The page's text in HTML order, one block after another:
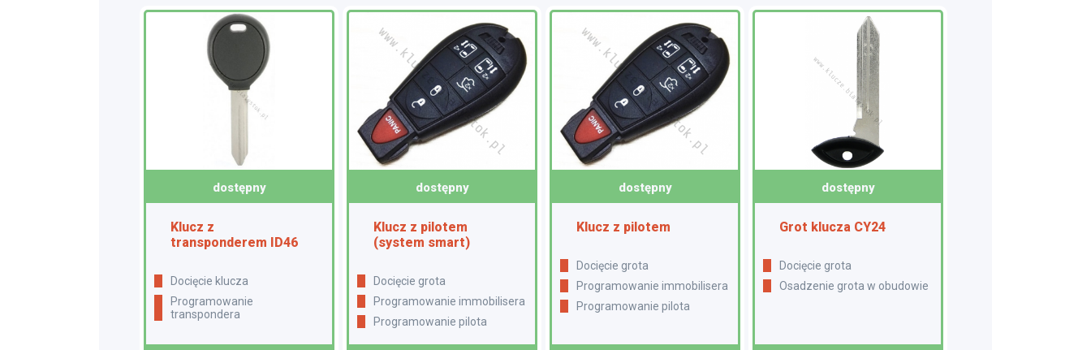
dostępny
Klucz z
transponderem ID46
docięcie klucza
programowanie
transpondera
dostępny
Klucz z pilotem
(system smart)
Docięcie grota
Programowanie immobilisera
Programowanie pilota
dostępny
Klucz z pilotem
Docięcie grota
Programowanie immobilisera
Programowanie pilota
dostępny
Grot klucza CY24
Docięcie grota
Osadzenie grota w obudowie